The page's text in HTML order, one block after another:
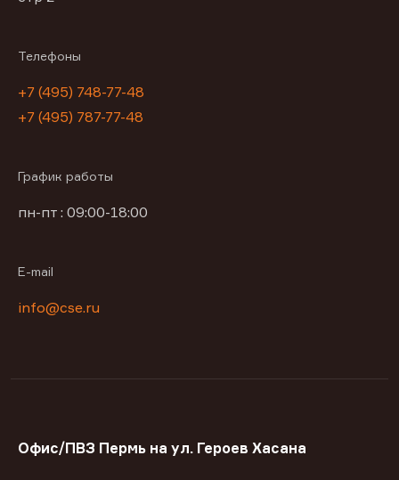
Телефоны
+7 (495) 748-77-48
+7 (495) 787-77-48
График работы
пн-пт : 09:00-18:00
E-mail
info@cse.ru
Офис/ПВЗ Пермь на ул. Героев Хасана